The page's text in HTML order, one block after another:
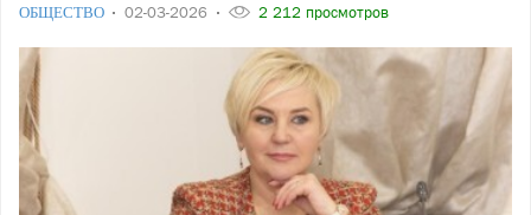
ОБЩЕСТВО 02-03-2026 2 212 просмотров